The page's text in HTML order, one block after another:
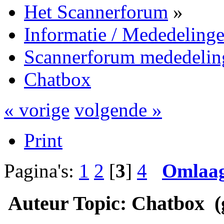
Het Scannerforum »
Informatie /
Scannerforum
Chatbox
« vorige volgende »
Print
Pagina's: 1 2 [3] 4
Auteur Topic: Chatbox